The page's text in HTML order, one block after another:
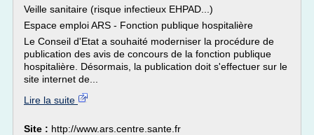
Veille sanitaire (risque infectieux EHPAD...)
Espace emploi ARS - Fonction publique hospitalière
Le Conseil d'Etat a souhaité moderniser la procédure de
publication des avis de concours de la fonction publique
hospitalière. Désormais, la publication doit s'effectuer sur le
site internet de...
Lire la suite
Site : http://www.ars.centre.sante.fr